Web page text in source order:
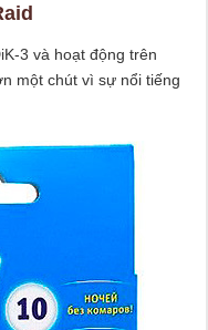
3 và hoạt động trên
một chút vì sự nổi tiếng